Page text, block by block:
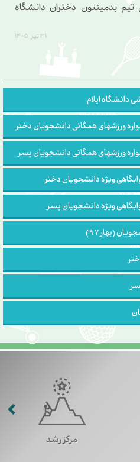
بدمینتون دختران دانشگاه
۳۱ تير ۱۴۰۵
دانشگاه ایلام
ورزشهای همگانی دانشجویان دختر
ورزشهای همگانی دانشجویان پسر
ویژه دانشجویان دختر
ویژه دانشجویان پسر
(بهار 97)
مرکز رشد